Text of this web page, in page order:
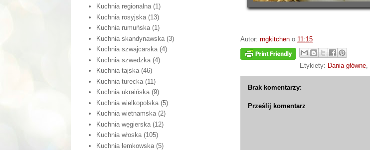
Autor: rngkitchen o 11:15
Etykiety: Dania główne,
Brak komentarzy:
Prześlij komentarz
Kuchnia regionalna (1)
Kuchnia rosyjska (13)
Kuchnia rumuńska (1)
Kuchnia skandynawska (3)
Kuchnia szwajcarska (4)
Kuchnia szwedzka (4)
Kuchnia tajska (46)
Kuchnia turecka (11)
Kuchnia ukraińska (9)
Kuchnia wielkopolska (5)
Kuchnia wietnamska (2)
Kuchnia węgierska (12)
Kuchnia włoska (105)
Kuchnia łemkowska (5)